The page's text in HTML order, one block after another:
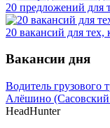
20 предложений для
20 вакансий для
Вакансии дня
Водитель грузового
Алёшино
HeadHunter